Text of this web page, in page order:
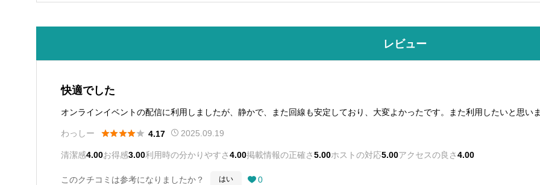
レビュー
快適でした
オンラインイベントの配信に利用しましたが、静かで、また回線も安定しており、大変よかったです。また利用したいと思いま
わっしー  4.17 2025.09.19
清潔感4.00お得感3.00利用時の分かりやすさ4.00掲載情報の正確さ5.00ホストの対応5.00アクセスの良さ4.00
このクチコミは参考になりましたか？ はい  0